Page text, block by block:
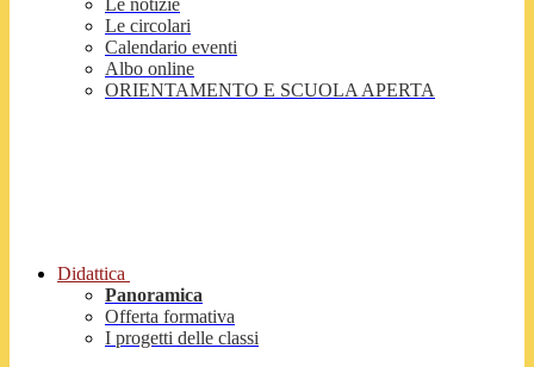
Le notizie
Le circolari
Calendario eventi
Albo online
ORIENTAMENTO E SCUOLA APERTA
Didattica
Panoramica
Offerta formativa
I progetti delle classi